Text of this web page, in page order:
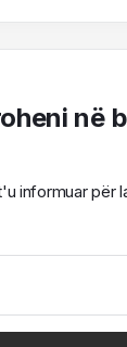
në
informuar për